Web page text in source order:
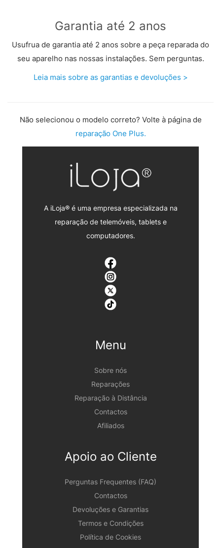
Garantia até 2 anos
Usufrua de garantia até 2 anos sobre a peça reparada do
seu aparelho nas nossas instalações. Sem perguntas.
Leia mais sobre as garantias e devoluções >
Não selecionou o modelo correto? Volte à página de
reparação One Plus.
A iLoja® é uma empresa especializada na
reparação de telemóveis, tablets e
computadores.
Menu
Sobre nós
Reparações
Reparação à Distância
Contactos
Afiliados
Apoio ao Cliente
Perguntas Frequentes (FAQ)
Contactos
Devoluções e Garantias
Termos e Condições
Política de Cookies